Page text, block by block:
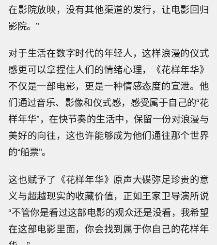
在影院放映，没有其他渠道的发行，让电影回归
影院。”
对于生活在数字时代的年轻人，这样浪漫的仪式
感更可以拿捏住人们的情绪心理，《花样年华》
不仅是一部电影，更是一种情感态度的宣泄。他
们通过音乐、影像和仪式感，感受属于自己的“花
样年华”，在快节奏的生活中，保留一份对浪漫与
美好的向往，这也许能够成为他们通往那个世界
的“船票”。
这也赋予了《花样年华》原声大碟弥足珍贵的意
义与超越现实的收藏价值，正如王家卫导演所说
“不管你是看过这部电影的观众还是没看，我希望
在这部电影里面，你会找到属于你自己的花样年